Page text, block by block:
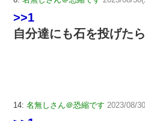
>>1
自分達にも石を投げた
14: 名無しさん＠恐縮です 2023/08/